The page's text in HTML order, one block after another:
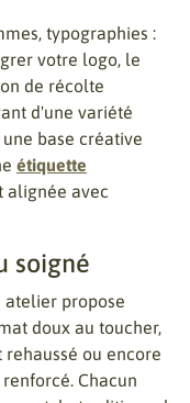
typographies :
votre logo, le
de récolte
d'une variété
base créative
étiquette
alignée avec
soigné
atelier propose
doux au toucher,
ou encore
Chacun